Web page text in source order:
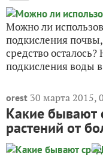
Можно ли
подкисления
средство
подкисления воды
orest 30 марта 2015,
Какие бывают
растений от